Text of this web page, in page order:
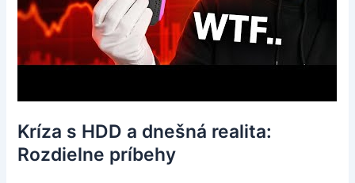
Kríza s HDD a dnešná realita:
Rozdielne príbehy